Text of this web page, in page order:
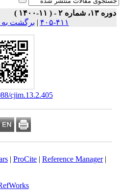
۱۳، شماره ۲ - ( ۱۱-۱۴۰۰ )
۴۱۱-۴۰۵
|برگشت به
cjim.13.2.405
|ProCite|Reference Manager
RefWorks